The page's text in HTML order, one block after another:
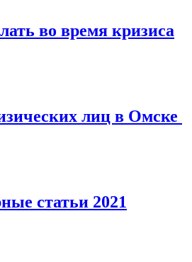
во время кризиса
лиц в Омске
статьи 2021